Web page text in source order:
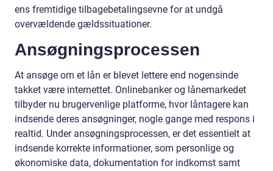
ens fremtidige tilbagebetalingsevne for at undgå
overvældende gældssituationer.
Ansøgningsprocessen
At ansøge om et lån er blevet lettere end nogensinde
takket være internettet. Onlinebanker og lånemarkedet
tilbyder nu brugervenlige platforme, hvor låntagere kan
indsende deres ansøgninger, nogle gange med respons i
realtid. Under ansøgningsprocessen, er det essentielt at
indsende korrekte informationer, som personlige og
økonomiske data, dokumentation for indkomst samt